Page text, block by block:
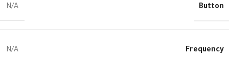
Button
N/A
Frequency
N/A